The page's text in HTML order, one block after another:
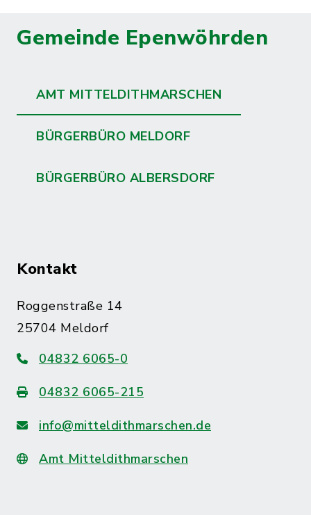
Gemeinde Epenwöhrden
AMT MITTELDITHMARSCHEN
BÜRGERBÜRO MELDORF
BÜRGERBÜRO ALBERSDORF
Kontakt
Roggenstraße 14
25704 Meldorf
04832 6065-0
04832 6065-215
info@mitteldithmarschen.de
Amt Mitteldithmarschen